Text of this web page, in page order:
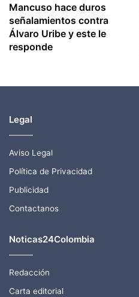
Mancuso hace duros
señalamientos contra
Álvaro Uribe y este le
responde
Legal
Aviso Legal
Política de Privacidad
Publicidad
Contactanos
Noticas24Colombia
Redacción
Carta editorial